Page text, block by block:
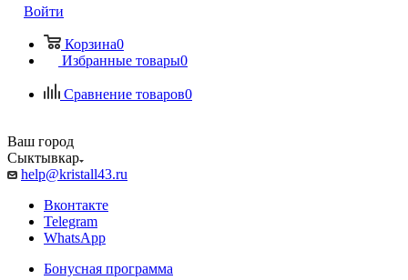
Войти
Корзина0
Избранные товары0
Сравнение товаров0
Ваш город
Сыктывкар
help@kristall43.ru
Вконтакте
Telegram
WhatsApp
Бонусная программа